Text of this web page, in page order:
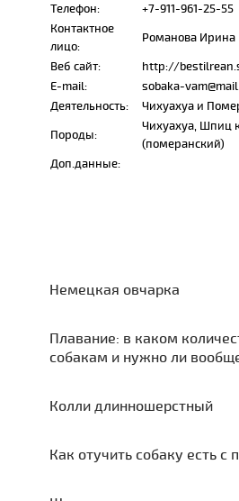
Телефон:
+7-911-961-25-55
Контактное
лицо:
Романова Ирина
Веб сайт:
http://
E-mail:
sobaka-
Деятельность:
Чихуахуа и
Породы:
Чихуахуа, Шпиц
(померанский)
Доп.данные:
Немецкая овчарка
Плавание: в каком
собакам и нужно ли
Колли длинношерстный
Как отучить собаку есть с